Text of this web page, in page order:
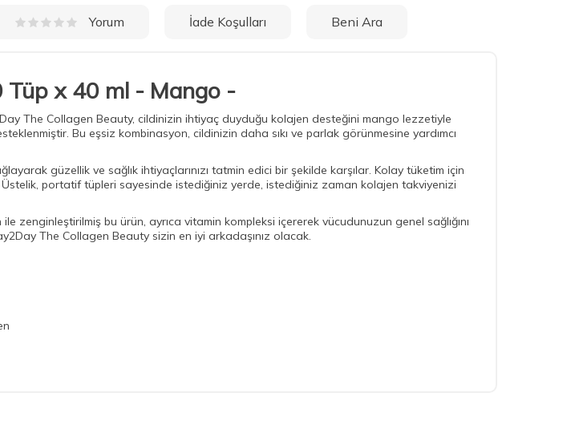
Yorum İade Koşulları Beni Ara
Tüp x 40 ml - Mango -
The Collagen Beauty, cildinizin ihtiyaç duyduğu kolajen desteğini mango lezzetiyle
Bu eşsiz kombinasyon, cildinizin daha sıkı ve parlak görünmesine yardımcı
güzellik ve sağlık ihtiyaçlarınızı tatmin edici bir şekilde karşılar. Kolay tüketim için
Üstelik, portatif tüpleri sayesinde istediğiniz yerde, istediğiniz zaman kolajen takviyenizi
zenginleştirilmiş bu ürün, ayrıca vitamin kompleksi içererek vücudunuzun genel sağlığını
The Collagen Beauty sizin en iyi arkadaşınız olacak.